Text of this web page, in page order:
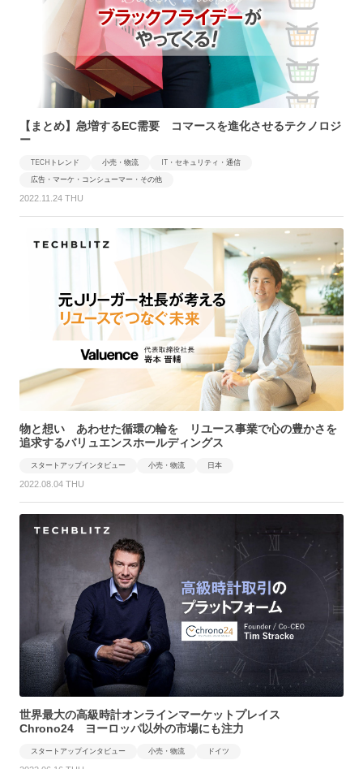
【まとめ】急増するEC需要 コマースを進化させるテクノロジ
ー
TECHトレンド 小売・物流 IT・セキュリティ・通信
広告・マーケ・コンシューマー・その他
2022.11.24 THU
物と想い あわせた循環の輪を リユース事業で心の豊かさを
追求するバリュエンスホールディングス
スタートアップインタビュー 小売・物流 日本
2022.08.04 THU
世界最大の高級時計オンラインマーケットプレイス
Chrono24 ヨーロッパ以外の市場にも注力
スタートアップインタビュー 小売・物流 ドイツ